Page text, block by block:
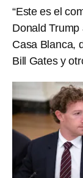
“Este es el
Donald
Casa Blanca,
Bill Gates y